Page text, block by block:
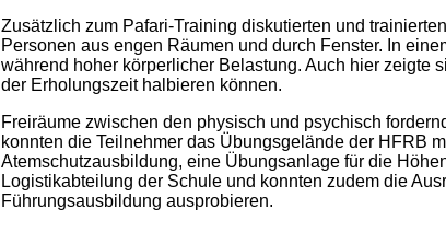
Zusätzlich zum Pafari-Training diskutierten und
Personen aus engen Räumen und durch Fenster. In
während hoher körperlicher Belastung. Auch hier zeigte
der Erholungszeit halbieren können.
Freiräume zwischen den physisch und psychisch
konnten die Teilnehmer das Übungsgelände der HFRB
Atemschutzausbildung, eine Übungsanlage für die
Logistikabteilung der Schule und konnten zudem die
Führungsausbildung ausprobieren.